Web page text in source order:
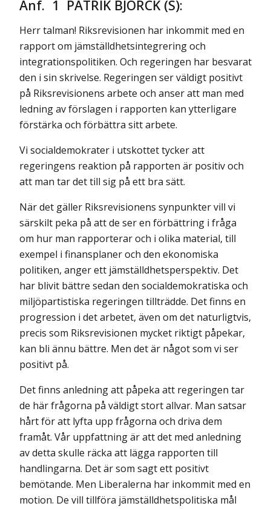
Anf. 1 PATRIK BJÖRCK (S):
Herr talman! Riksrevisionen har inkommit med en
rapport om jämställdhetsintegrering och
integrationspolitiken. Och regeringen har besvarat
den i sin skrivelse. Regeringen ser väldigt positivt
på Riksrevisionens arbete och anser att man med
ledning av förslagen i rapporten kan ytterligare
förstärka och förbättra sitt arbete.
Vi socialdemokrater i utskottet tycker att
regeringens reaktion på rapporten är positiv och
att man tar det till sig på ett bra sätt.
När det gäller Riksrevisionens synpunkter vill vi
särskilt peka på att de ser en förbättring i fråga
om hur man rapporterar och i olika material, till
exempel i finansplaner och den ekonomiska
politiken, anger ett jämställdhetsperspektiv. Det
har blivit bättre sedan den socialdemokratiska och
miljöpartistiska regeringen tillträdde. Det finns en
progression i det arbetet, även om det naturligtvis,
precis som Riksrevisionen mycket riktigt påpekar,
kan bli ännu bättre. Men det är något som vi ser
positivt på.
Det finns anledning att påpeka att regeringen tar
de här frågorna på väldigt stort allvar. Man satsar
hårt för att lyfta upp frågorna och driva dem
framåt. Vår uppfattning är att det med anledning
av detta skulle räcka att lägga rapporten till
handlingarna. Det är som sagt ett positivt
bemötande. Men Liberalerna har inkommit med en
motion. De vill tillföra jämställdhetspolitiska mål